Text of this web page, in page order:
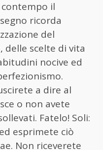
contempo il
ricorda
del
scelte di vita
nocive ed
a dire al
o non avete
Fatelo! Soli:
esprimete ciò
Non riceverete